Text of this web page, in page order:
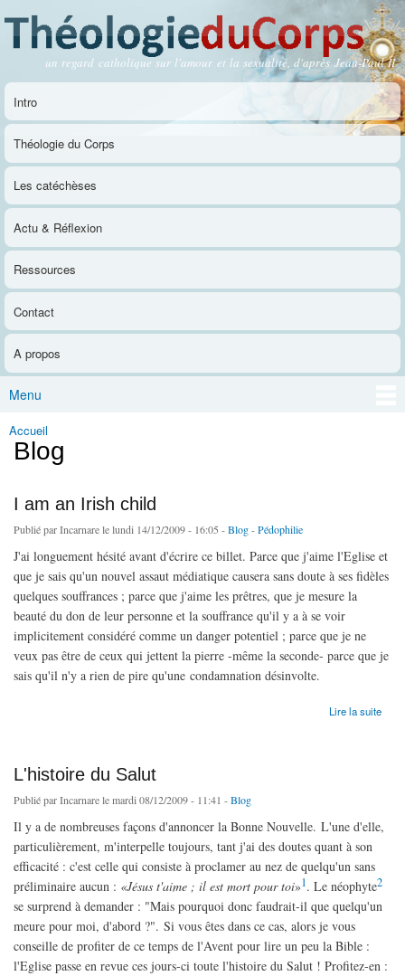
contenu
principal
Théologie du Corps
un regard catholique sur l'amour et la sexualité, d'après Jean-Paul II
Menu principal
Intro
Théologie du Corps
Les catéchèses
Actu & Réflexion
Ressources
Contact
A propos
Menu
Vous êtes ici
Accueil
Blog
I am an Irish child
Publié parIncarnarele lundi 14/12/2009 - 16:05 -Blog-Pédophilie
J'ai longuement hésité avant d'écrire ce billet. Parce que j'aime l'Eglise et
que je sais qu'un nouvel assaut médiatique causera sans doute à ses fidèles
quelques souffrances ; parce que j'aime les prêtres, que je mesure la
beauté du don de leur personne et la souffrance qu'il y a à se voir
implicitement considéré comme un danger potentiel ; parce que je ne
veux pas être de ceux qui jettent la pierre -même la seconde- parce que je
sais qu'il n'y a rien de pire qu'une condamnation désinvolte.
Lire la suite
L'histoire du Salut
Publié parIncarnarele mardi 08/12/2009 - 11:41 -Blog
Il y a de nombreuses façons d'annoncer la Bonne Nouvelle. L'une d'elle,
particulièrement, m'interpelle toujours, tant j'ai des doutes quant à son
efficacité : c'est celle qui consiste à proclamer au nez de quelqu'un sans
préliminaire aucun : «Jésus t'aime ; il est mort pour toi»1. Le néophyte2
se surprend à demander : "Mais pourquoi donc faudrait-il que quelqu'un
meure pour moi, d'abord ?". Si vous êtes dans ce cas, alors je vous
conseille de profiter de ce temps de l'Avent pour lire un peu la Bible :
l'Eglise passe en revue ces jours-ci toute l'histoire du Salut ! Profitez-en :